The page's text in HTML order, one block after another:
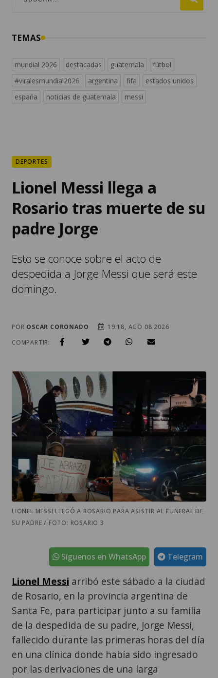
TEMAS
mundial 2026 destacadas guatemala
fútbol
#viralesmundial2026
argentina fifa
estados unidos
españa
noticias de guatemala messi
DEPORTES
Lionel Messi llega a
Rosario tras muerte de su
padre Jorge
Esto se conoce sobre el acto de
despedida a Jorge Messi que será este
domingo.
POR OSCAR CORONADO
19:18, AGO 08 2026
COMPARTIR:
LIONEL MESSI LLEGÓ A ROSARIO PARA ASISTIR AL FUNERAL DE
SU PADRE / FOTO: ROSARIO 3
Telegram
Síguenos en WhatsApp
Lionel Messi arribó este sábado a la ciudad
de Rosario, en la provincia argentina de
Santa Fe, para participar junto a su familia
de la despedida de su padre, Jorge Messi,
fallecido durante las primeras horas del día
en una clínica donde había sido ingresado
por las derivaciones de una larga